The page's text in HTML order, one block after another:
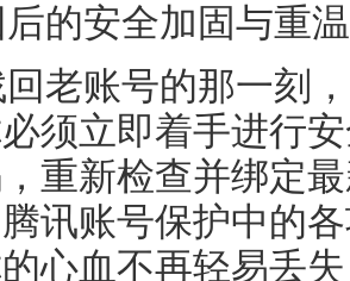
的安全加固与重
回老账号的那一刻
须立即着手进行
重新检查并绑定
讯账号保护中的
心血不再轻易丢